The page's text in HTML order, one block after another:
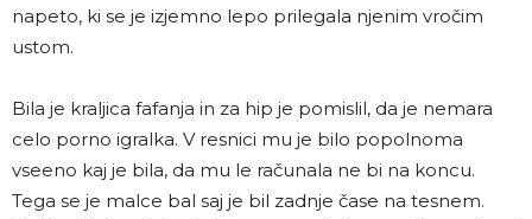
napeto, ki se je izjemno lepo prilegala njenim vročim
ustom.
Bila je kraljica fafanja in za hip je pomislil, da je nemara
celo porno igralka. V resnici mu je bilo popolnoma
vseeno kaj je bila, da mu le računala ne bi na koncu.
Tega se je malce bal saj je bil zadnje čase na tesnem.